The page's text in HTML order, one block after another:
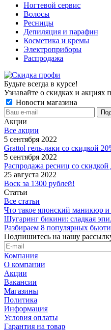
Ногтевой сервис
Волосы
Ресницы
Депиляция и парафин
Косметика и кремы
Электроприборы
Распродажа
Будьте всегда в курсе!
Узнавайте о скидках и акциях
Новости магазина
Акции
Все акции
5 сентября 2022
Grattol гель-лаки со скидкой
5 сентября 2022
Распродажа ресниц со скидкой
25 августа 2022
Воск за 1300 рублей!
Статьи
Все статьи
Что такое японский маникюр и
Шугаринг бикини: сладкая
Разбираем 8 популярных
Подпишитесь на нашу
Компания
О компании
Акции
Вакансии
Магазины
Политика
Информация
Условия оплаты
Гарантия на товар